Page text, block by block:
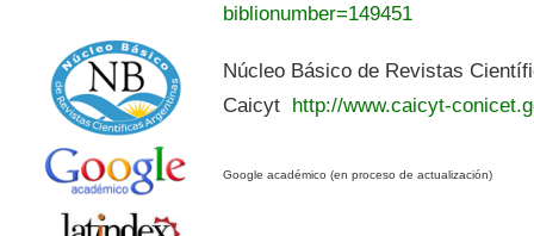
biblionumber=149451
Núcleo Básico de Revistas
Caicyt http://www.caicyt-
Google académico (en proceso de actualización)